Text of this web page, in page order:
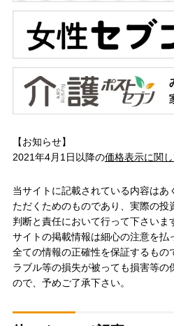
【お知らせ】
2021年4月1日以降の価格表示に関
当サイトに記載されている内容は
ただくためのものであり、実際の
判断と責任において行って下さいま
サイトの掲載情報は細心の注意を払
全ての情報の正確性を保証するもの
ラブル等の損失が被っても損害等の
ので、予めご了承下さい。